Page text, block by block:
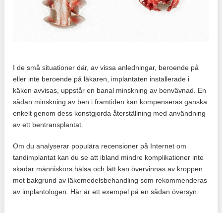
I de små situationer där, av vissa anledningar, beroende på
eller inte beroende på läkaren, implantaten installerade i
käken avvisas, uppstår en banal minskning av benvävnad. En
sådan minskning av ben i framtiden kan kompenseras ganska
enkelt genom dess konstgjorda återställning med användning
av ett bentransplantat.
Om du analyserar populära recensioner på Internet om
tandimplantat kan du se att ibland mindre komplikationer inte
skadar människors hälsa och lätt kan övervinnas av kroppen
mot bakgrund av läkemedelsbehandling som rekommenderas
av implantologen. Här är ett exempel på en sådan översyn: